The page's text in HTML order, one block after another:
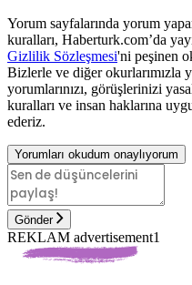
Yorum sayfalarında yorum
kuralları, Haberturk.com’da
Gizlilik Sözleşmesi'ni peşinen
Bizlerle ve diğer okurlarımızla
yorumlarınızı, görüşlerinizi
kuralları ve insan haklarına
ederiz.
Yorumları okudum onaylıyorum
Gönder
REKLAM advertisement1